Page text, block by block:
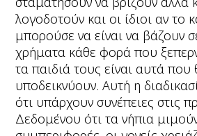
λογοδοτούν και οι ίδιοι αν το
μπορούσε να είναι να βάζουν
χρήματα κάθε φορά που
τα παιδιά τους είναι αυτά που
υποδεικνύουν. Αυτή η
ότι υπάρχουν συνέπειες στις
Δεδομένου ότι τα νήπια